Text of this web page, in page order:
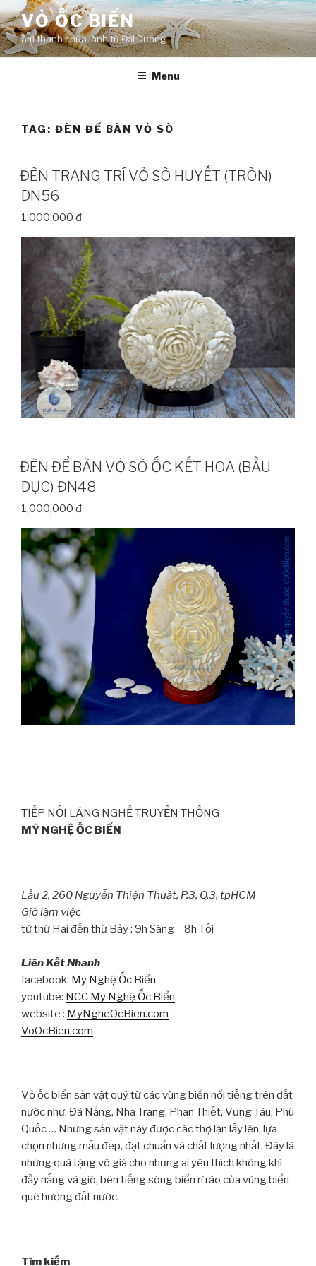
Skip
to
content
VỎ ỐC BIỂN
âm thanh chữa lành từ Đại Dương
Menu
TAG: ĐÈN ĐỂ BÀN VỎ SÒ
ĐÈN TRANG TRÍ VỎ SÒ HUYẾT (TRÒN)
DN56
1.000.000 đ
ĐÈN ĐỂ BÀN VỎ SÒ ỐC KẾT HOA (BẦU
DỤC) ĐN48
1,000,000 đ
TIẾP NỐI LÀNG NGHỀ TRUYỀN THỐNG
MỸ NGHỆ ỐC BIỂN
Lầu 2, 260 Nguyễn Thiện Thuật, P.3, Q.3, tpHCM
Giờ làm việc
từ thứ Hai đến thứ Bảy : 9h Sáng – 8h Tối
Liên Kết Nhanh
facebook: Mỹ Nghệ Ốc Biển
youtube: NCC Mỹ Nghệ Ốc Biển
website : MyNgheOcBien.com
VoOcBien.com
Vỏ ốc biển sản vật quý từ các vùng biển nổi tiếng trên đất
nước như: Đà Nẵng, Nha Trang, Phan Thiết, Vũng Tàu, Phú
Quốc … Những sản vật này được các thợ lặn lấy lên, lựa
chọn những mẫu đẹp, đạt chuẩn và chất lượng nhất. Đây là
những quà tặng vô giá cho những ai yêu thích không khí
đầy nắng và gió, bên tiếng sóng biển rì rào của vùng biển
quê hương đất nước.
Tìm kiếm